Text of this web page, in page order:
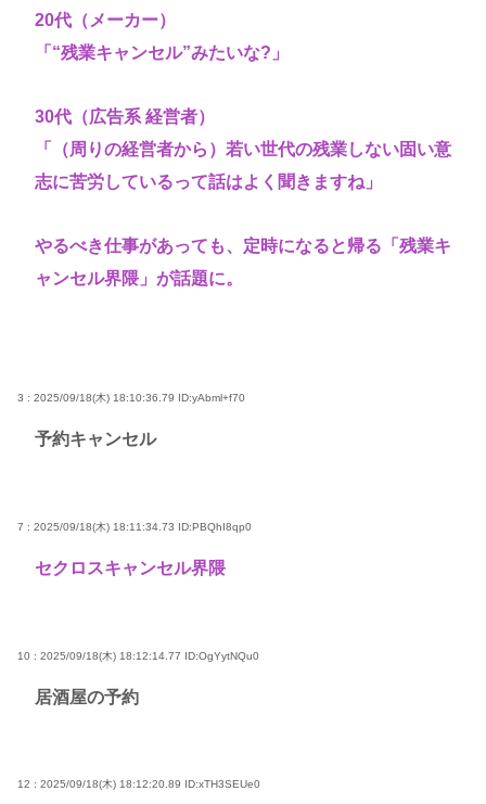
20代（メーカー）
「“残業キャンセル”みたいな?」
30代（広告系 経営者）
「（周りの経営者から）若い世代の残業しない固い意
志に苦労しているって話はよく聞きますね」
やるべき仕事があっても、定時になると帰る「残業キ
ャンセル界隈」が話題に。
3 : 2025/09/18(木) 18:10:36.79 ID:yAbml+f70
予約キャンセル
7 : 2025/09/18(木) 18:11:34.73 ID:PBQhI8qp0
セクロスキャンセル界隈
10 : 2025/09/18(木) 18:12:14.77 ID:OgYytNQu0
居酒屋の予約
12 : 2025/09/18(木) 18:12:20.89 ID:xTH3SEUe0